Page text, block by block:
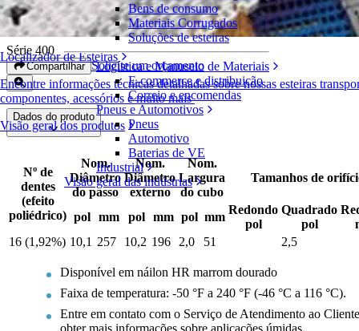
Localizador de Esteiras
Encontre informações técnicas detalhadas sobre nossas esteiras
componentes, acessórios e muito mais
Visão geral dos produtos
Bens de consumo
Materiais Corrugados
Soluções de esteiras
Logística e Manuseio de Materiais
E-commerce e distribuição
Correio e encomendas
Pneus e Automotivos
Pneus
Automotivo
Baterias de VE
Industrial
Visão geral das indústrias
Engrenagens bipartidas de náilon HR
Série 400
Compartilhar Solicite um orçamento
Dados do produto
Nº de
dentes
(efeito
poliédrico)
Nom.
Diâmetro
do passo
Nom.
Diâmetro
externo
Nom.
Largura
do cubo
Tamanhos de
pol mm pol mm pol mm
Redondo
pol
Quadrado
pol
16 (1,92%) 10,1 257 10,2 196 2,0 51 2,5
Disponível em náilon HR marrom dourado
Faixa de temperatura: -50 °F a 240 °F (-46 °C a 116 °C).
Entre em contato com o Serviço de Atendimento ao